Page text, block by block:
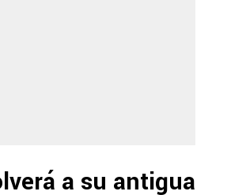
a su antigua